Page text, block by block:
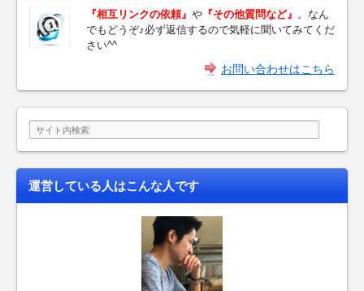
『相互リンクの依頼』 や 『その他質問など』 。なん
でもどうぞ♪必ず返信するので気軽に聞いてみてくだ
さい^^
お問い合わせはこちら
運営している人はこんな人です